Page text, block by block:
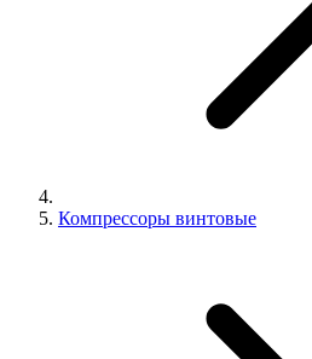
Компрессоры винтовые